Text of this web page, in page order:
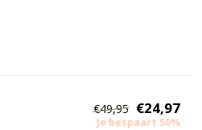
€49,95 €24,97
Je bespaart 50%